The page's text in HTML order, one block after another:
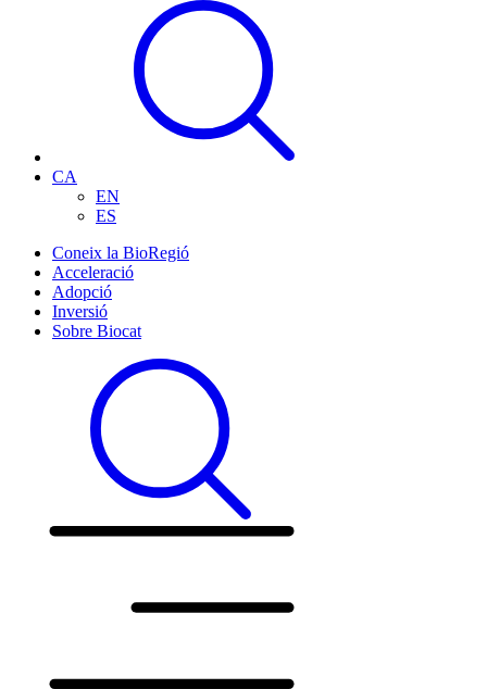
CA
EN
ES
Coneix la BioRegió
Acceleració
Adopció
Inversió
Sobre Biocat